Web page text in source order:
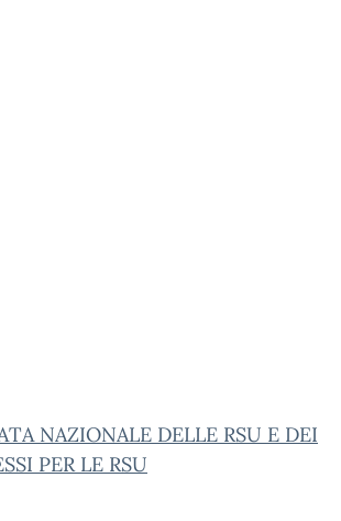
NAZIONALE DELLE RSU E DEI
PER LE RSU